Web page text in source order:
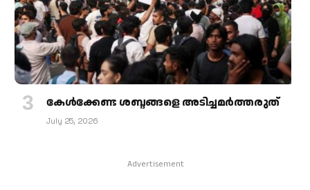
കേള്‍ക്കേണ്ട ശബ്ദങ്ങളെ അടിച്ചമര്‍ത്തരുത്
July 25, 2026
Advertisement